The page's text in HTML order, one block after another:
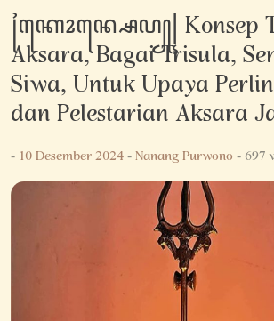
꧌ꦏꦺꦴꦤ꧀ꦱꦺꦥ꧀꧍ Konsep
Aksara, Bagai Trisula,
Siwa, Untuk Upaya
dan Pelestarian Aksara
-10 Desember 2024-Nanang Purwono- 697